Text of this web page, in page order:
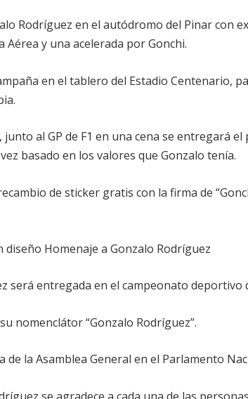
Rodríguez en el autódromo del Pinar con
y una acelerada por Gonchi.
en el tablero del Estadio Centenario,
al GP de F1 en una cena se entregará el
basado en los valores que Gonzalo tenía.
de sticker gratis con la firma de
Homenaje a Gonzalo Rodríguez
será entregada en el campeonato deportivo
nomenclátor “Gonzalo Rodríguez”.
de la Asamblea General en el Parlamento